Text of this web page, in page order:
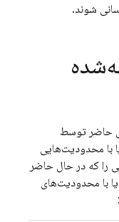
شوند.
حاضر توسط
با محدودیت‌هایی
را که در حال حاضر
با محدودیت‌های